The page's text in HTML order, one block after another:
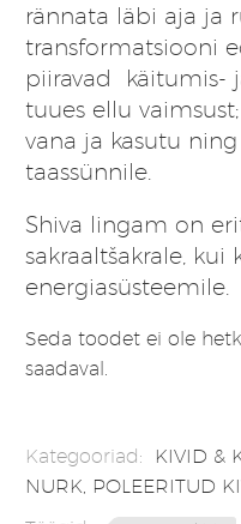
rännata läbi aja ja
transformatsiooni
piiravad käitumis-
tuues ellu
vana ja kasutu
taassünnile.
Shiva lingam on
sakraaltšakrale, kui
energiasüsteemile.
Seda toodet ei ole
saadaval.
Kategooriad: KIVID &
NURK, POLEERITUD